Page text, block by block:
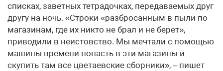
списках, заветных тетрадочках, передаваемых друг
другу на ночь. «Строки «разбросанным в пыли по
магазинам, где их никто не брал и не берет»,
приводили в неистовство. Мы мечтали с помощью
машины времени попасть в эти магазины и
скупить там все цветаевские сборники», – пишет